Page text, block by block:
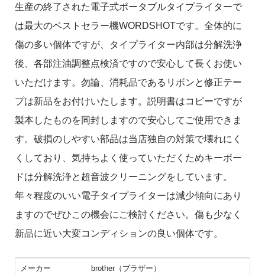
生産の終了された電子式ポータブルタイプライターで
は最大のベストセラー機WORDSHOTです。全体的に
傷の多い個体ですが、タイプライター内部は分解洗浄
後、各部注油調整点検済ですので安心して長くお使い
いただけます。勿論、消耗品であるリボンと修正テー
プは新品をお付けいたします。説明書はコピーですが
製本したものを同封しますので安心してご使用できま
す。破損のしやすい部品は当店独自の対策で壊れにく
くしており、気持ちよく使っていただくためキーボー
ドは分解洗浄と超音波クリーニングをしています。
年々程度のいい電子タイプライターは減少傾向にあり
ますのでぜひこの機会にご検討ください。傷も少なく
新品に近い大変コンディションの良い個体です。
メーカー brother（ブラザー）